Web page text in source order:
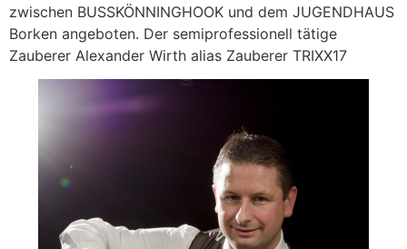
zwischen BUSSKÖNNINGHOOK und dem JUGENDHAUS
Borken angeboten. Der semiprofessionell tätige
Zauberer Alexander Wirth alias Zauberer TRIXX17